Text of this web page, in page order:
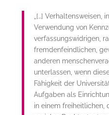
„[…] Verhaltensweisen,
Verwendung von
verfassungswidrigen,
fremdenfeindlichen,
anderen
unterlassen, wenn
Fähigkeit der
Aufgaben als
in einem freiheitlichen,